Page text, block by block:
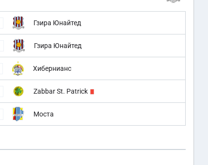
Гзира Юнайтед
Гзира Юнайтед
Хибернианс
Zabbar St. Patrick
Моста